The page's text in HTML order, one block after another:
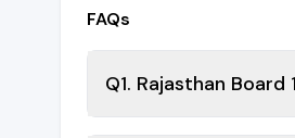
FAQs
Q1. Rajasthan Board